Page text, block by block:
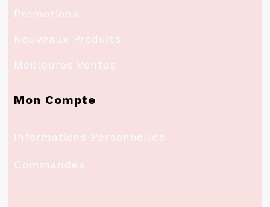
Promotions
Nouveaux Produits
Meilleures Ventes
Mon Compte
Informations Personnelles
Commandes